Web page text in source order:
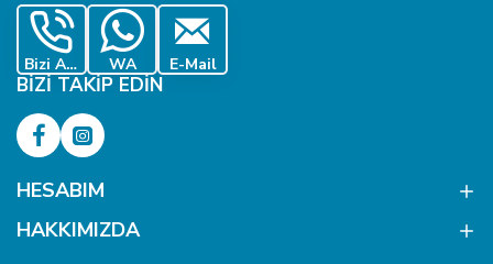
Bizi Ara WA E-Mail
BIZI TAKIP EDIN
HESABIM
HAKKIMIZDA